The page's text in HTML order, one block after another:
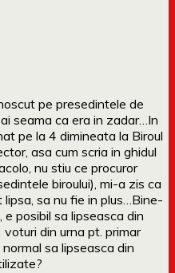
pe presedintele de
seama ca era in zadar…In
pe la 4 dimineata la Biroul
asa cum scria in ghidul
nu stiu ce procuror
biroului), mi-a zis ca
lipsa, sa nu fie in plus…Bine-
e posibil sa lipseasca din
voturi din urna pt. primar
sa lipseasca din